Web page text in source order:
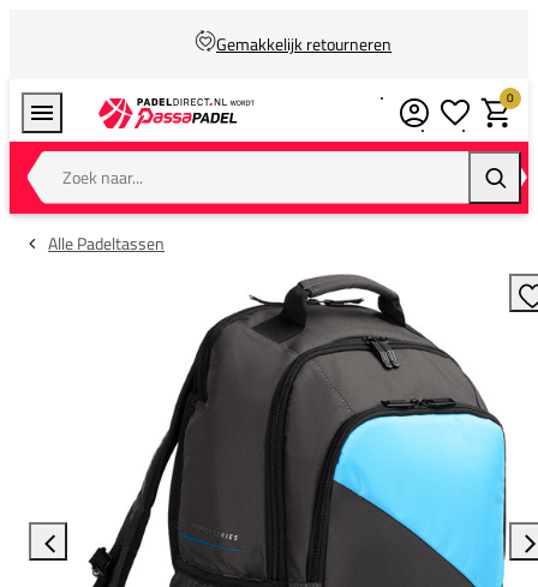
Gemakkelijk retourneren
Zoek naar...
0
Alle Padeltassen